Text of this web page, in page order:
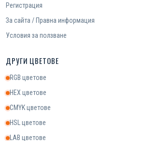
Регистрация
За сайта / Правна информация
Условия за ползване
ДРУГИ ЦВЕТОВЕ
RGB цветове
HEX цветове
CMYK цветове
HSL цветове
LAB цветове